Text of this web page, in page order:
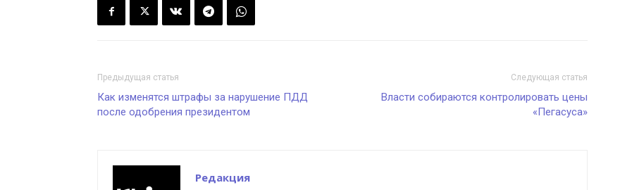
Предыдущая статья
Как изменятся штрафы за нарушение ПДД
после одобрения президентом
Следующая статья
Власти собираются контролировать цены
«Пегасуса»
Редакция